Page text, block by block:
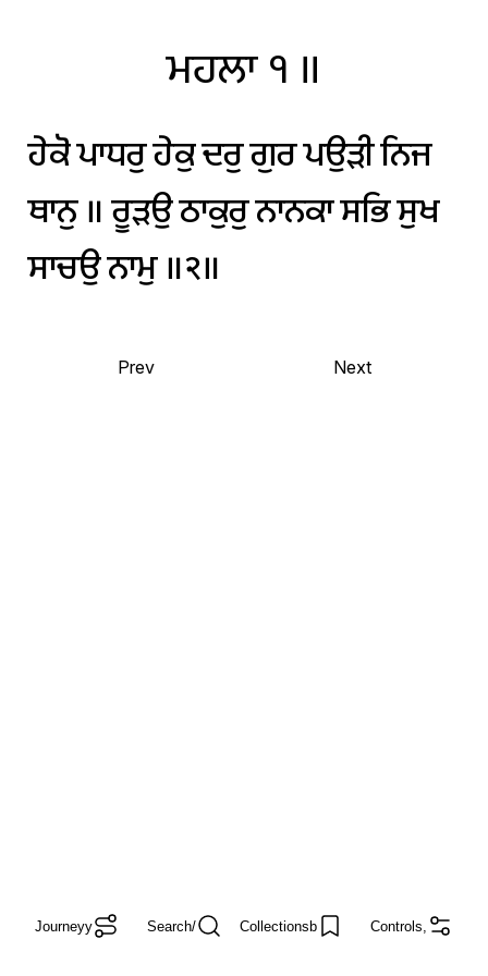
ਮਹਲਾ੧ ॥
ਹੇਕੋਪਾਧਰੁਹੇਕੁਦਰੁਗੁਰਪਉੜੀਨਿਜ
ਥਾਨੁ॥ਰੂੜਉਠਾਕੁਰੁਨਾਨਕਾਸਭਿਸੁਖ
ਸਾਚਉਨਾਮੁ॥੨॥
Prev Next
Journeyy Search/ Collectionsb Controls